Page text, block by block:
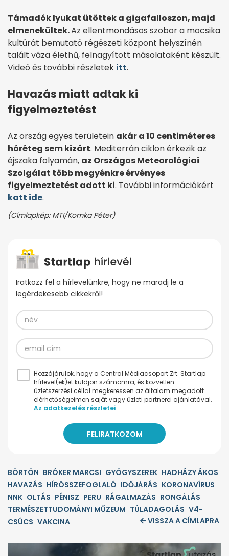
Támadók lyukat ütöttek a gigafalloszon, majd
elmenekültek.Az ellentmondásos szobor a mocsika
kultúrát bemutató régészeti központ helyszínén
talált váza élethű, felnagyított másolataként készült.
Videó és további részletek itt.
Havazás miatt adtak ki
figyelmeztetést
Az ország egyes területein akár a 10 centiméteres
hóréteg sem kizárt. Mediterrán ciklon érkezik az
éjszaka folyamán, az Országos Meteorológiai
Szolgálat több megyénkre érvényes
figyelmeztetést adott ki. További információkért
katt ide.
(Címlapkép: MTI/Komka Péter)
Iratkozz fel a hírlevelünkre, hogy ne maradj le a
legérdekesebb cikkekről!
Hozzájárulok, hogy a Central Médiacsoport Zrt. Startlap
hírlevel(ek)et küldjön számomra, és közvetlen
üzletszerzési céllal megkeressen az általam megadott
elérhetőségeimen saját vagy üzleti partnerei ajánlatával.
Az adatkezelés részletei
BÖRTÖN BRÓKER MARCSI GYÓGYSZEREK HADHÁZY ÁKOS
HAVAZÁS HÍRÖSSZEFOGLALÓ IDŐJÁRÁS KORONAVÍRUS
NNK OLTÁS PÉNISZ PERU RÁGALMAZÁS RONGÁLÁS
TERMÉSZETTUDOMÁNYI MŰZEUM TÚLADAGOLÁS V4-
CSÚCS VAKCINA VISSZA A CÍMLAPRA